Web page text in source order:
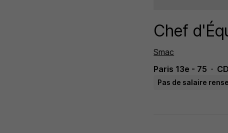
Chef
Smac
Paris 13e - 75
Pas de salaire